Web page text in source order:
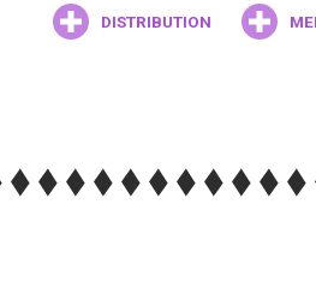
DISTRIBUTION